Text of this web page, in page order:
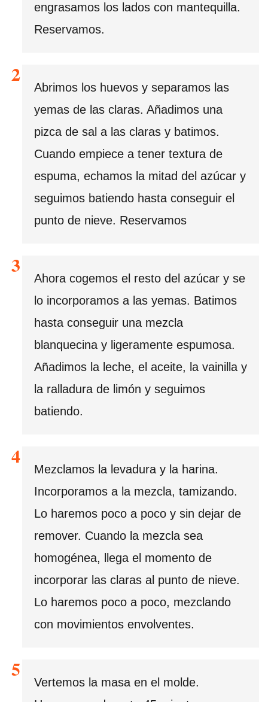
engrasamos los lados con mantequilla.
Reservamos.
Abrimos los huevos y separamos las
yemas de las claras. Añadimos una
pizca de sal a las claras y batimos.
Cuando empiece a tener textura de
espuma, echamos la mitad del azúcar y
seguimos batiendo hasta conseguir el
punto de nieve. Reservamos
Ahora cogemos el resto del azúcar y se
lo incorporamos a las yemas. Batimos
hasta conseguir una mezcla
blanquecina y ligeramente espumosa.
Añadimos la leche, el aceite, la vainilla y
la ralladura de limón y seguimos
batiendo.
Mezclamos la levadura y la harina.
Incorporamos a la mezcla, tamizando.
Lo haremos poco a poco y sin dejar de
remover. Cuando la mezcla sea
homogénea, llega el momento de
incorporar las claras al punto de nieve.
Lo haremos poco a poco, mezclando
con movimientos envolventes.
Vertemos la masa en el molde.